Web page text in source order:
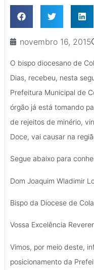
novembro 16, 2015
O bispo diocesano de
Dias, recebeu, nesta
Prefeitura Municipal de
órgão já está tomando
de rejeitos de minério,
Doce, vai causar na
Segue abaixo para
Dom Joaquim Wladimir
Bispo da Diocese de
Vossa Excelência
Vimos, por meio deste,
posicionamento da